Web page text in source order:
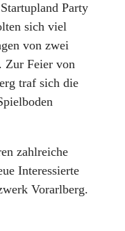
Party
sich viel
von zwei
Zur Feier von
traf sich die
zahlreiche
Interessierte
Vorarlberg.